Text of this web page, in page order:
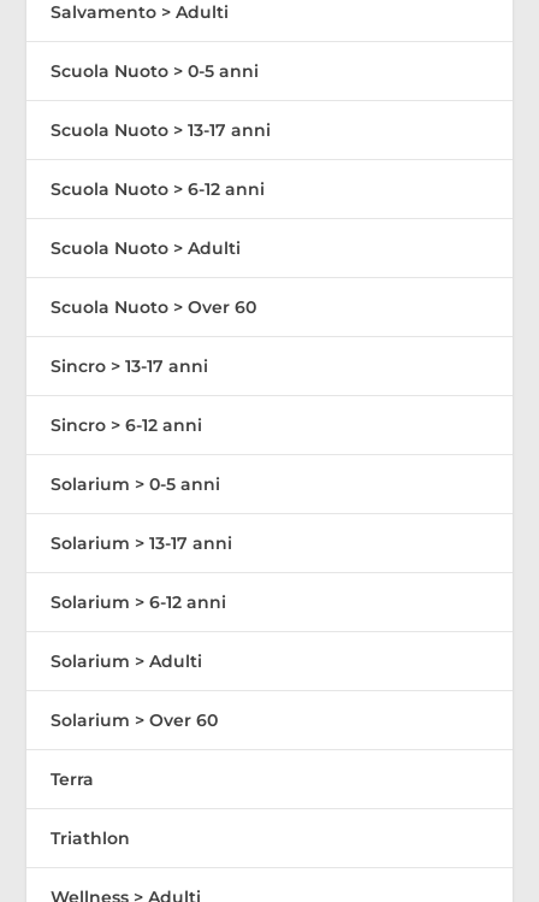
Salvamento > Adulti
Scuola Nuoto > 0-5 anni
Scuola Nuoto > 13-17 anni
Scuola Nuoto > 6-12 anni
Scuola Nuoto > Adulti
Scuola Nuoto > Over 60
Sincro > 13-17 anni
Sincro > 6-12 anni
Solarium > 0-5 anni
Solarium > 13-17 anni
Solarium > 6-12 anni
Solarium > Adulti
Solarium > Over 60
Terra
Triathlon